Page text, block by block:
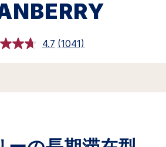
4.7 レ
ュ
読
ー
(1041)